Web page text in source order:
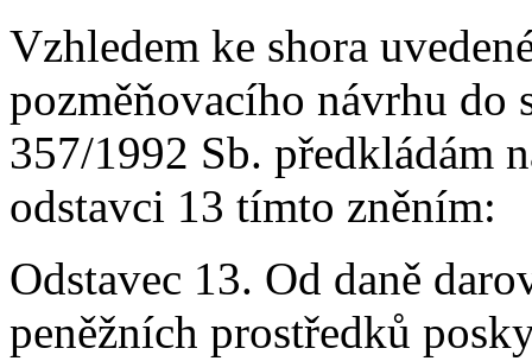
Vzhledem ke shora
pozměňovacího návrhu do
357/1992 Sb. předkládám
odstavci 13 tímto zněním:
Odstavec 13. Od daně
peněžních prostředků